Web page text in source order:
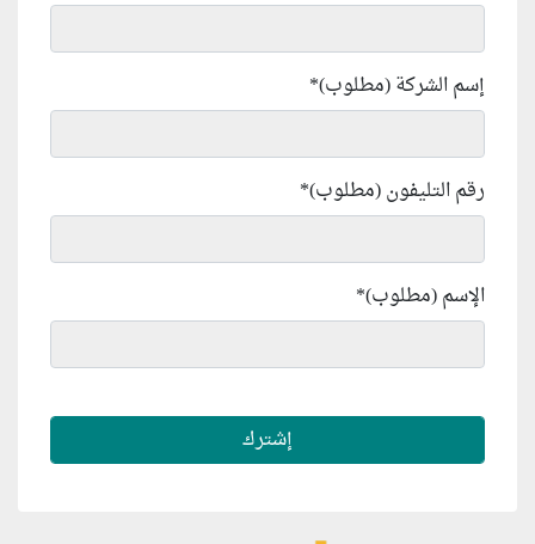
إسم الشركة (مطلوب)*
رقم التليفون (مطلوب)*
الإسم (مطلوب)*